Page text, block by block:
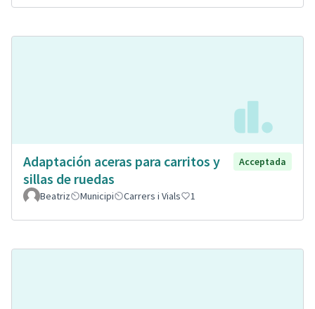
Adaptación aceras para carritos y
sillas de ruedas
Acceptada
Beatriz Municipi Carrers i Vials 1